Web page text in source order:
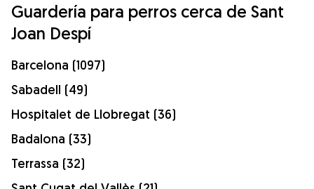
Guardería para perros cerca de Sant
Joan Despí
Barcelona (1097)
Sabadell (49)
Hospitalet de Llobregat (36)
Badalona (33)
Terrassa (32)